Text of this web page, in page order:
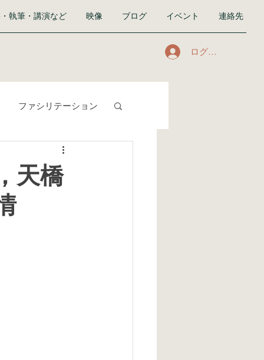
執筆・講演など 映像 ブログ イベント 連絡先
ログイン
ファシリテーション
私生活
天橋